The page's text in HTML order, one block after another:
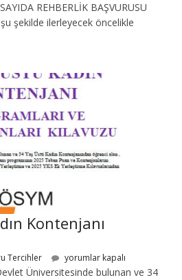
REHBERLİK BAŞVURUSU
şu şekilde ilerleyecek öncelikle
Kontenjanı
Tercihler yorumlar kapalı
Üniversitesinde bulunan ve 34